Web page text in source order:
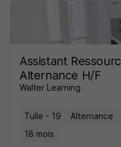
Assistant
Alternance H/F
Walter Learning
Tulle - 19 Alternance
18 mois